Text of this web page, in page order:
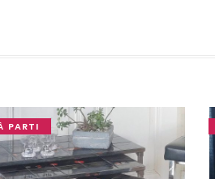
PARTI